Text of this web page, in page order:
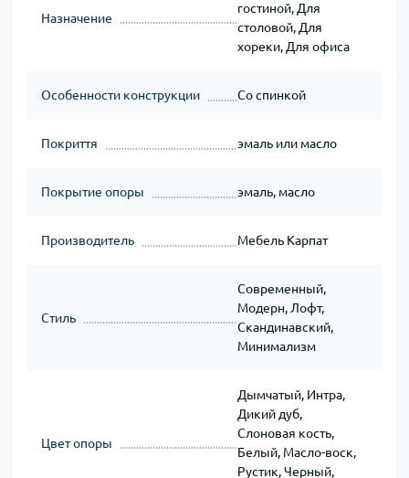
Назначение
гостиной, Для
столовой, Для
хореки, Для офиса
Особенности конструкции Со спинкой
Покриття эмаль или масло
Покрытие опоры эмаль, масло
Производитель Мебель Карпат
Стиль
Современный,
Модерн, Лофт,
Скандинавский,
Минимализм
Цвет опоры
Дымчатый, Интра,
Дикий дуб,
Слоновая кость,
Белый, Масло-воск,
Рустик, Черный,